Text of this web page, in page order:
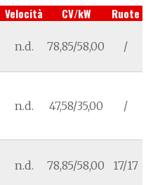
Velocità CV/kW Ruote
n.d. 78,85/58,00 /
n.d. 47,58/35,00 /
n.d. 78,85/58,00 17/17